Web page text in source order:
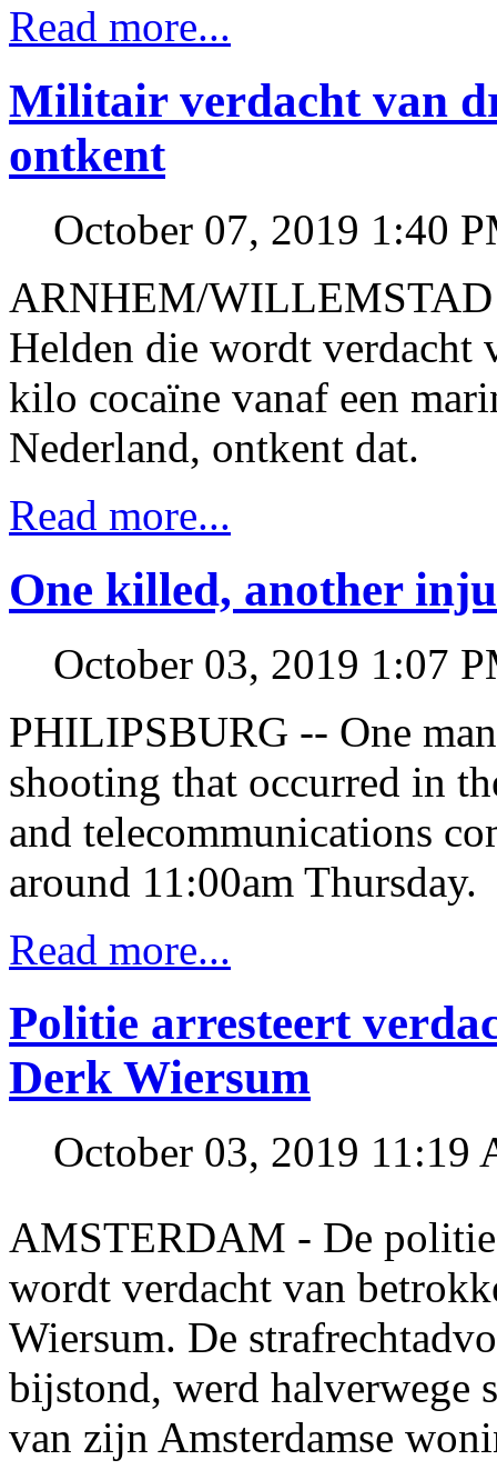
Read more...
Militair verdacht van
ontkent
October 07, 2019 1:40
ARNHEM/
Helden die wordt verdacht
kilo cocaïne vanaf een
Nederland, ontkent dat.
Read more...
One killed, another
October 03, 2019 1:07
PHILIPSBURG -- One
shooting that occurred in
and telecommunications
around 11:00am Thursday.
Read more...
Politie arresteert
Derk Wiersum
October 03, 2019 11:19
AMSTERDAM - De politie
wordt verdacht van
Wiersum. De
bijstond, werd halverwege
van zijn Amsterdamse